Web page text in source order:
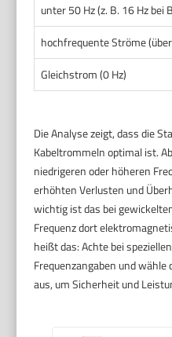
unter 50 Hz (z. B. 16 Hz bei
hochfrequente Ströme
Gleichstrom (0 Hz)
Die Analyse zeigt, dass die
Kabeltrommeln optimal ist.
niedrigeren oder höheren
erhöhten Verlusten und
wichtig ist das bei
Frequenz dort
heißt das: Achte bei
Frequenzangaben und
aus, um Sicherheit und